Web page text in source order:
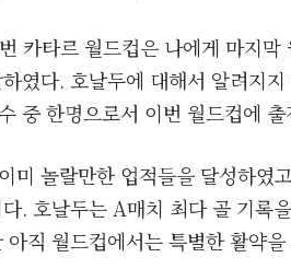
카타르 월드컵은 나에게 마지
였다. 호날두에 대해서 알려지
중 한명으로서 이번 월드컵에 출
미 놀랄만한 업적들을 달성하였
. 호날두는 A매치 최다 골 기록
직 월드컵에서는 특별한 활약